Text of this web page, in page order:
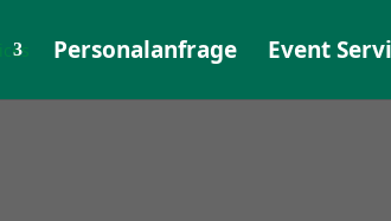
Perso­nal­an­frage Event